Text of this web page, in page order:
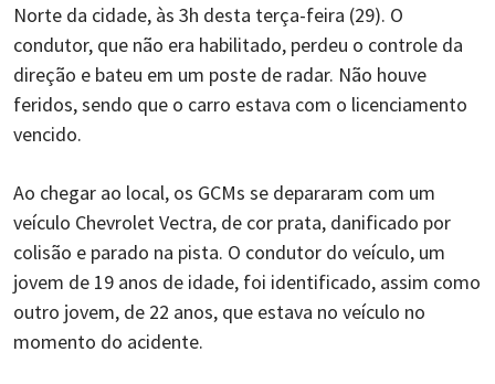
Norte da cidade, às 3h desta terça-feira (29). O
condutor, que não era habilitado, perdeu o controle da
direção e bateu em um poste de radar. Não houve
feridos, sendo que o carro estava com o licenciamento
vencido.
Ao chegar ao local, os GCMs se depararam com um
veículo Chevrolet Vectra, de cor prata, danificado por
colisão e parado na pista. O condutor do veículo, um
jovem de 19 anos de idade, foi identificado, assim como
outro jovem, de 22 anos, que estava no veículo no
momento do acidente.